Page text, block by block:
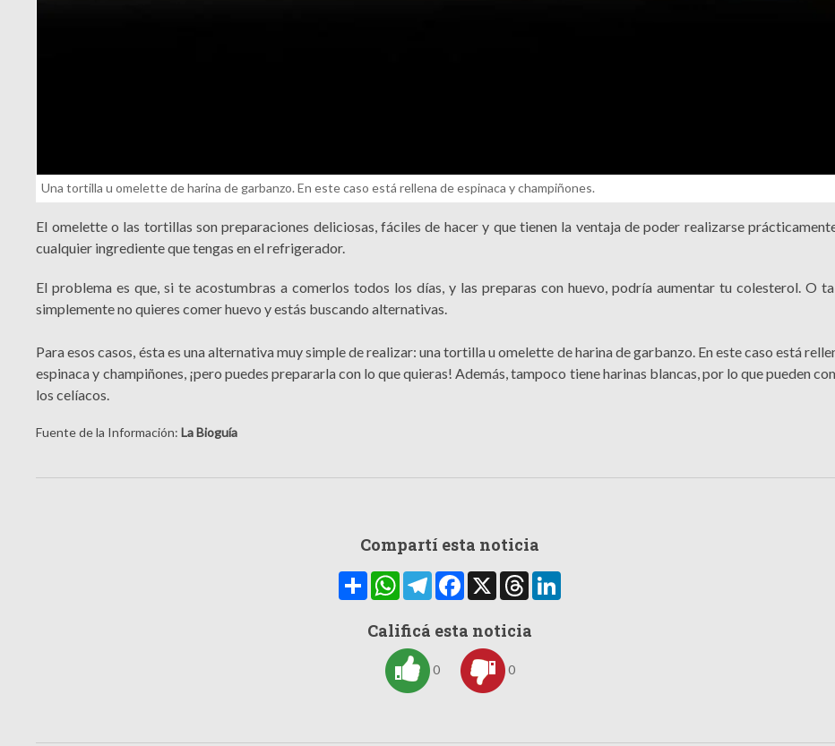
Una tortilla u omelette de harina de garbanzo. En este caso está rellena de espinaca y champiñones.
El omelette o las tortillas son preparaciones deliciosas, fáciles de hacer y que tienen la ventaja de poder realizarse
cualquier ingrediente que tengas en el refrigerador.
El problema es que, si te acostumbras a comerlos todos los días, y las preparas con huevo, podría aumentar tu colesterol. O
simplemente no quieres comer huevo y estás buscando alternativas.
Para esos casos, ésta es una alternativa muy simple de realizar: una tortilla u omelette de harina de garbanzo. En este caso está
espinaca y champiñones, ¡pero puedes prepararla con lo que quieras! Además, tampoco tiene harinas blancas, por lo que pueden
los celíacos.
Fuente de la Información:La Bioguía
Compartí esta noticia
CompartirWhatsAppTelegramFacebook
X Threads
Calificá esta noticia
0 0